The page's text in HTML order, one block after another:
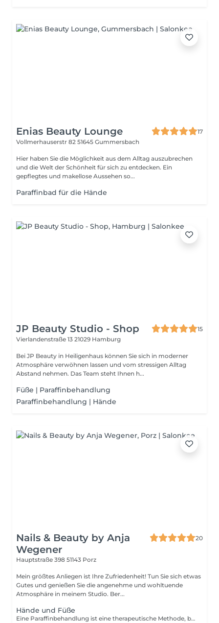
Enias Beauty Lounge
17
Vollmerhauserstr 82 51645 Gummersbach
Hier haben Sie die Möglichkeit aus dem Alltag auszubrechen
und die Welt der Schönheit für sich zu entdecken. Ein
gepflegtes und makellose Aussehen so...
Paraffinbad für die Hände
JP Beauty Studio - Shop
15
Vierlandenstraße 13 21029 Hamburg
Bei JP Beauty in Heiligenhaus können Sie sich in moderner
Atmosphäre verwöhnen lassen und vom stressigen Alltag
Abstand nehmen. Das Team steht Ihnen h...
Füße | Paraffinbehandlung
Paraffinbehandlung | Hände
Nails & Beauty by Anja
Wegener
20
Hauptstraße 398 51143 Porz
Mein größtes Anliegen ist Ihre Zufriedenheit! Tun Sie sich etwas
Gutes und genießen Sie die angenehme und wohltuende
Atmosphäre in meinem Studio. Ber...
Hände und Füße
Eine Paraffinbehandlung ist eine therapeutische Methode, bei der warmes, geschmolzenes Paraffinwachs auf die Haut aufgetragen wird. Dies öffnet die Poren, spendet tiefgehende Feuchtigkeit und fördert die Durchblutung. Die Behandlung macht die Haut weich und geschmeidig, lindert Muskelverspannungen und kann bei Gelenkschmerzen helfen. Sie wird oft in Spas und bei professionellen Maniküren und Pediküren angeboten.